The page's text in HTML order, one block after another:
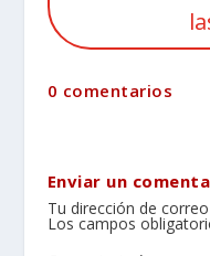
0 comentarios
Enviar un
Tu dirección de
Los campos